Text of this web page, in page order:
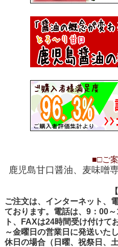
■□ご
鹿児島甘口醤油、麦味噌
ご注文は、インターネット、
ております。電話は、9：00
ト、FAXは24時間受け付けて
～金曜日の営業日に発送いた
休日の場合（日曜、祝祭日、